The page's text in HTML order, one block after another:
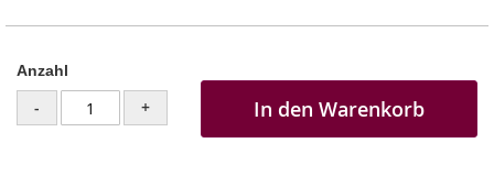
Anzahl
- + In den Warenkorb